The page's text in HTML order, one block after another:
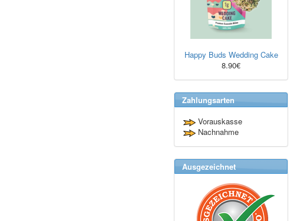
Happy Buds Wedding Cake
8.90€
Zahlungsarten
Vorauskasse
Nachnahme
Ausgezeichnet